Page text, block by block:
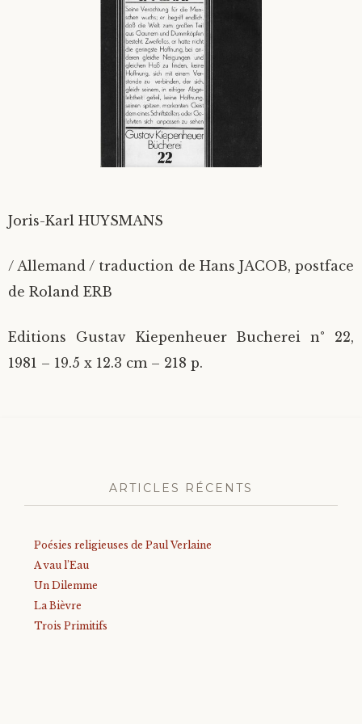
Langues étrangères
Joris-Karl HUYSMANS
/ Allemand / traduction de Hans JACOB, postface
de Roland ERB
Editions Gustav Kiepenheuer Bucherei n° 22,
1981 – 19.5 x 12.3 cm – 218 p.
ARTICLES RÉCENTS
Poésies religieuses de Paul Verlaine
A vau l’Eau
Un Dilemme
La Bièvre
Trois Primitifs